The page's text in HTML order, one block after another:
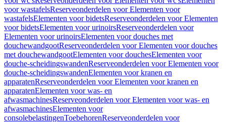
voor wastafelsReserveonderdelen voor Elementen voor
wastafelsElementen voor bidetsReserveonderdelen voor Elementen
voor bidetsElementen voor urinoirsReserveonderdelen voor
Elementen voor urinoirsElementen voor douches met
douchewandgootReserveonderdelen voor Elementen voor douches
met douchewandgootElementen voor douchesElementen voor
douche-scheidingswandenReserveonderdelen voor Elementen voor
douche-scheidingswandenElementen voor kranen en
apparatenReserveonderdelen voor Elementen voor kranen en
apparatenElementen voor was- en
afwasmachinesReserveonderdelen voor Elementen voor was- en
afwasmachinesElementen voor
consolebelastingenToebehorenReserveonderdelen voor